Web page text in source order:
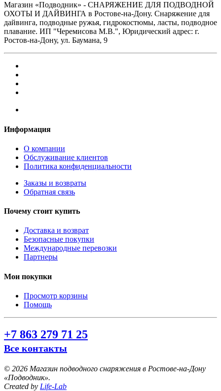
Магазин «Подводник» - СНАРЯЖЕНИЕ ДЛЯ ПОДВОДНОЙ
ОХОТЫ И ДАЙВИНГА в Ростове-на-Дону. Снаряжение для
дайвинга, подводные ружья, гидрокостюмы, ласты, подводное
плавание. ИП "Черемисова М.В.", Юридический адрес: г.
Ростов-на-Дону, ул. Баумана, 9
Информация
О компании
Обслуживание клиентов
Политика конфиденциальности
Заказы и возвраты
Обратная связь
Почему стоит купить
Доставка и возврат
Безопасные покупки
Международные перевозки
Партнеры
Мои покупки
Просмотр корзины
Помощь
+7 863 279 71 25
Все контакты
© 2026 Магазин подводного снаряжения в Ростове-на-Дону
«Подводник».
Created by Life-Lab